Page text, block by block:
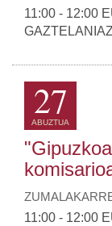
11:00 - 12:00
GAZTELANIAZ
27
ABUZTUA
11:00 - 12:00